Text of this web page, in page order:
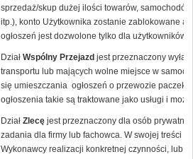
sprzedaż/skup dużej ilości towarów,
itp.), konto Użytkownika zostanie zablokowane a
ogłoszeń jest dozwolone tylko dla użytkowników
Dział Wspólny Przejazd jest przeznaczony
transportu lub mających wolne miejsce w
się umieszczania ogłoszeń o przewozie paczek
ogłoszenia takie są traktowane jako usługi i
Dział Zlecęjest przeznaczony dla osób
zadania dla firmy lub fachowca. W swojej treści
Wykonawcy realizacji konkretnej czynności, lub